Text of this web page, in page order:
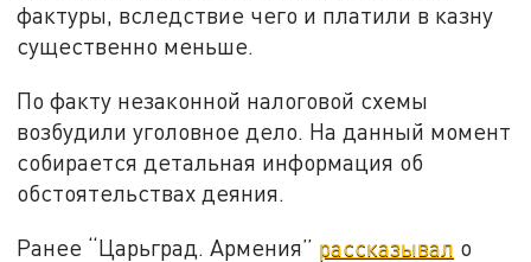
фактуры, вследствие чего и платили в казну
существенно меньше.
По факту незаконной налоговой схемы
возбудили уголовное дело. На данный момент
собирается детальная информация об
обстоятельствах деяния.
Ранее “Царьград. Армения” рассказывал о